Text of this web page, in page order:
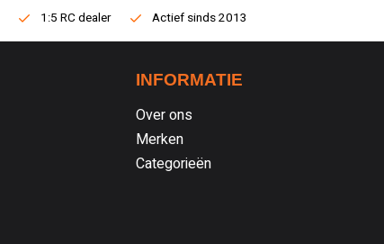
1:5 RC dealer Actief sinds 2013
INFORMATIE
Over ons
Merken
Categorieën